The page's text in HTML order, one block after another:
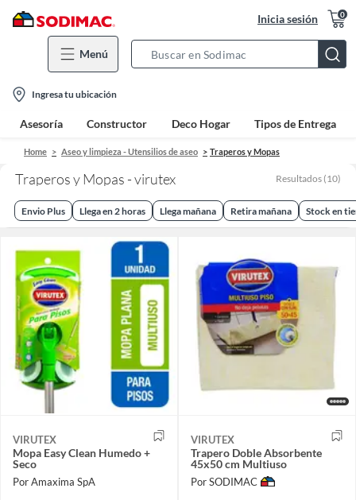
Inicia sesión 0
Menú
Bar
location-
icon
Ingresa tu ubicación
Asesoría Constructor Deco Hogar Tipos de Entrega
Home Aseo y limpieza - Utensilios de aseo Traperos y Mopas
Traperos y Mopas - virutex Resultados (10)
Envio Plus Llega en 2 horas Llega mañana Retira mañana Stock en
VIRUTEX
Mopa Easy Clean Humedo +
Seco
Por Amaxima SpA
VIRUTEX
Trapero Doble Absorbente
45x50 cm Multiuso
Por SODIMAC